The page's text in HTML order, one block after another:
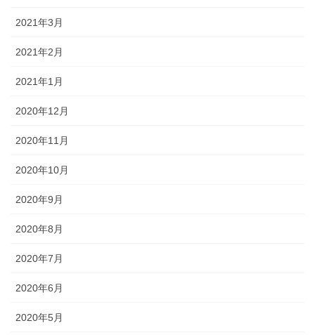
2021年3月
2021年2月
2021年1月
2020年12月
2020年11月
2020年10月
2020年9月
2020年8月
2020年7月
2020年6月
2020年5月